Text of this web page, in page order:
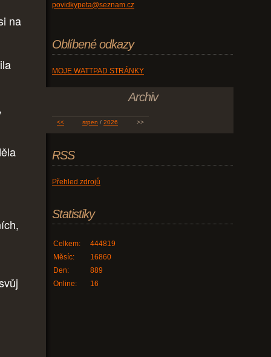
na
povidkypeta@seznam.cz
Oblíbené odkazy
MOJE WATTPAD STRÁNKY
Archiv
<< srpen / 2026 >>
RSS
Přehled zdrojů
Statistiky
Online: 16
Celkem:
444819
Měsíc:
16860
Den:
889